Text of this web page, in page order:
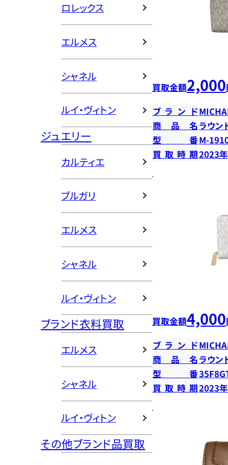
ロレックス
エルメス
シャネル
ルイ・ヴィトン
ジュエリー
カルティエ
ブルガリ
エルメス
シャネル
ルイ・ヴィトン
ブランド衣料買取
エルメス
シャネル
ルイ・ヴィトン
その他ブランド品買取
買取金額2,000
ブランド
商品名 ラウン
型番M-
買取時期2023
買取金額4,000
ブランド
商品名 ラウン
型番
買取時期2023